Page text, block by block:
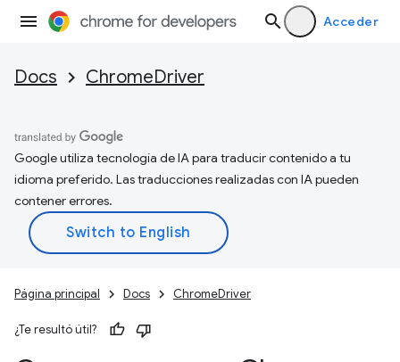
Acceder
Docs ChromeDriver
Google utiliza tecnología de IA para traducir contenido a tu
idioma preferido. Las traducciones realizadas con IA pueden
contener errores.
Página principal Docs ChromeDriver
¿Te resultó útil?